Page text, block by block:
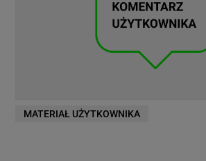
MATERIAŁ UŻYTKOWNIKA